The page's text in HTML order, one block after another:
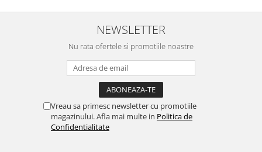
Aparate prajituri
Ornare, insiropare si decorare
NEWSLETTER
Nu rata ofertele si promotiile noastre
Vreau sa primesc newsletter cu promotiile
magazinului. Afla mai multe in Politica de
Confidentialitate